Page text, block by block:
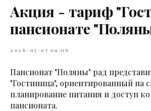
Акция - тариф
пансионате
2026-05-07 09:06
Пансионат "Поляны" рад
"Гостиница", ориентированный на
планирование питания и доступ
пансионата.